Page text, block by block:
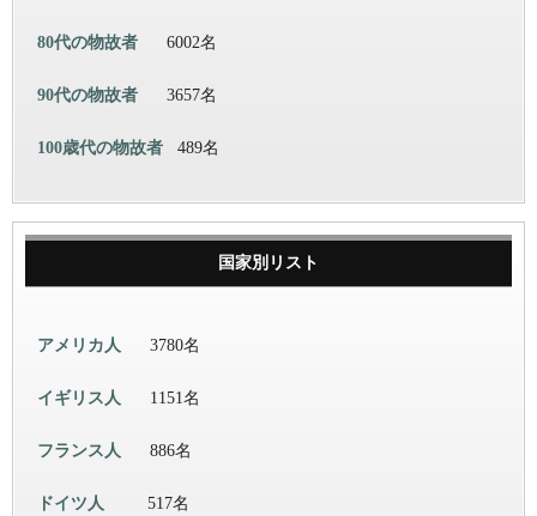
80代の物故者 6002名
90代の物故者 3657名
100歳代の物故者 489名
国家別リスト
アメリカ人 3780名
イギリス人 1151名
フランス人 886名
ドイツ人 517名